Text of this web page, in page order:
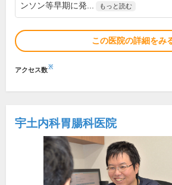
ンソン等早期に発...
もっと読む
この医院の詳細をみ
アクセス数※
宇土内科胃腸科医院